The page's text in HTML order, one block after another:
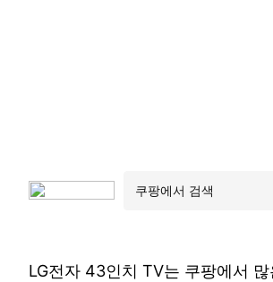
LG전자 43인치 TV는 쿠팡에서